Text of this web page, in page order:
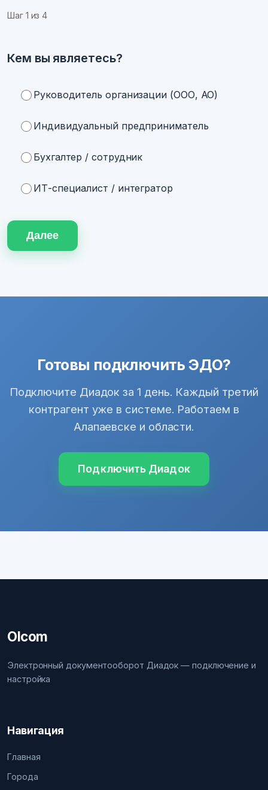
Шаг 1 из 4
Кем вы являетесь?
Руководитель организации (ООО, АО)
Индивидуальный предприниматель
Бухгалтер / сотрудник
ИТ-специалист / интегратор
Далее
Готовы подключить ЭДО?
Подключите Диадок за 1 день. Каждый третий
контрагент уже в системе. Работаем в
Алапаевске и области.
Подключить Диадок
Olcom
Электронный документооборот Диадок — подключение и
настройка
Навигация
Главная
Города